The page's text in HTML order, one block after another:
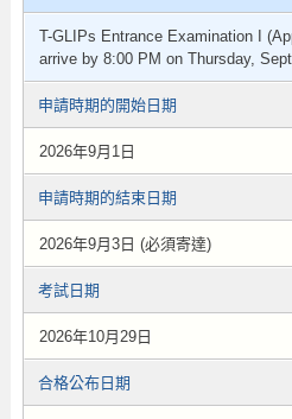
T-GLIPs Entrance Examination I
arrive by 8:00 PM on Thursday,
申請時期的開始日期
2026年9月1日
申請時期的結束日期
2026年9月3日 (必須寄達)
考試日期
2026年10月29日
合格公布日期